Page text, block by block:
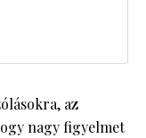
az
nagy figyelmet